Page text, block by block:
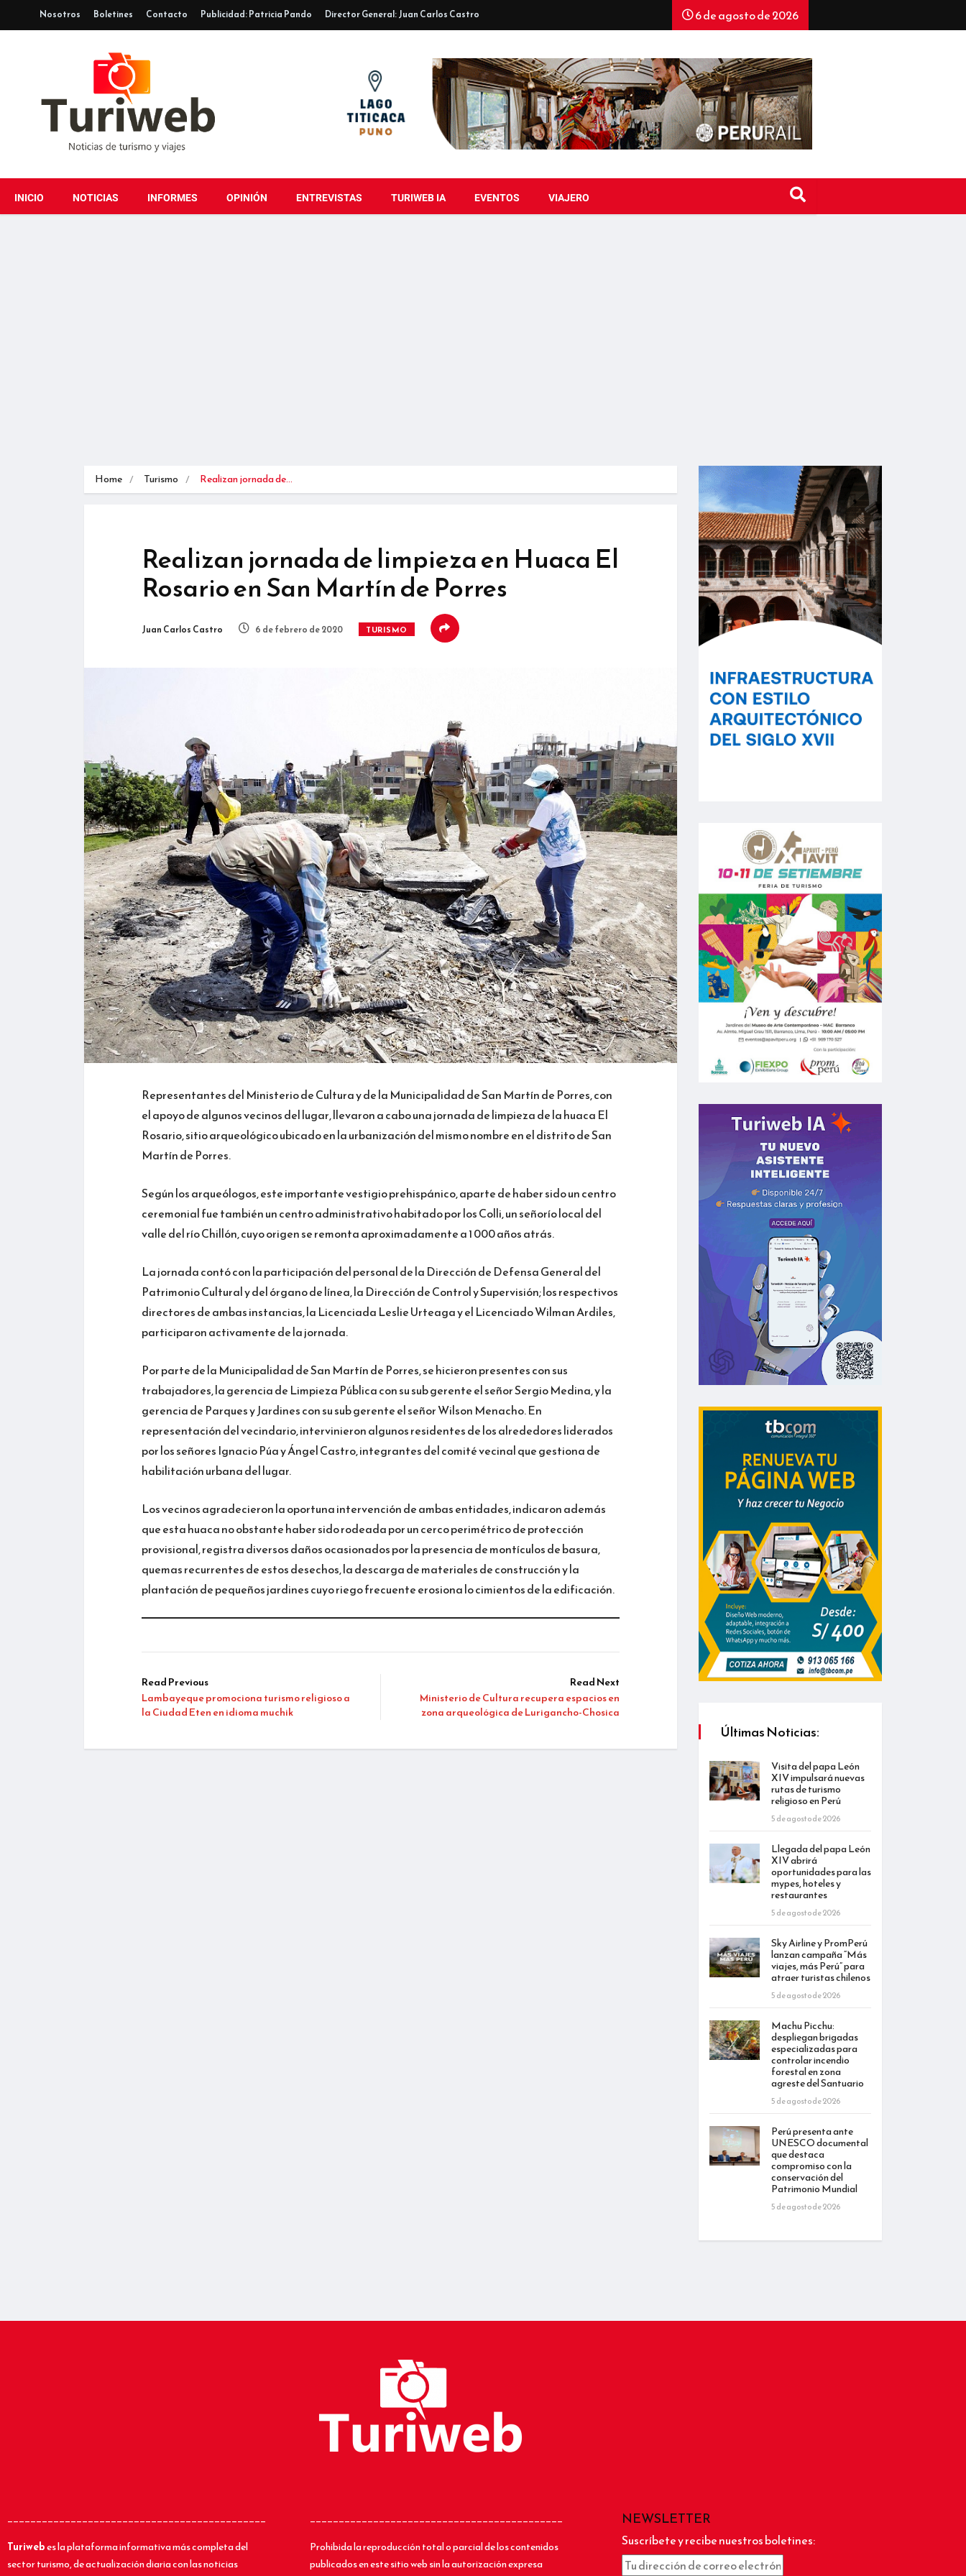
Nosotros Boletines Contacto Publicidad: Patricia Pando Director General: Juan Carlos Castro 6 de agosto de 2026
INICIO NOTICIAS INFORMES OPINIÓN ENTREVISTAS TURIWEB IA EVENTOS VIAJERO
Home Turismo Realizan jornada de…
Realizan jornada de limpieza en Huaca El
Rosario en San Martín de Porres
Juan Carlos Castro 6 de febrero de 2020 TURISMO
Representantes del Ministerio de Cultura y de la Municipalidad de San Martín de Porres, con
el apoyo de algunos vecinos del lugar, llevaron a cabo una jornada de limpieza de la huaca El
Rosario, sitio arqueológico ubicado en la urbanización del mismo nombre en el distrito de San
Martín de Porres.
Según los arqueólogos, este importante vestigio prehispánico, aparte de haber sido un centro
ceremonial fue también un centro administrativo habitado por los Colli, un señorío local del
valle del río Chillón, cuyo origen se remonta aproximadamente a 1 000 años atrás.
La jornada contó con la participación del personal de la Dirección de Defensa General del
Patrimonio Cultural y del órgano de línea, la Dirección de Control y Supervisión; los respectivos
directores de ambas instancias, la Licenciada Leslie Urteaga y el Licenciado Wilman Ardiles,
participaron activamente de la jornada.
Por parte de la Municipalidad de San Martín de Porres, se hicieron presentes con sus
trabajadores, la gerencia de Limpieza Pública con su sub gerente el señor Sergio Medina, y la
gerencia de Parques y Jardines con su sub gerente el señor Wilson Menacho. En
representación del vecindario, intervinieron algunos residentes de los alrededores liderados
por los señores Ignacio Púa y Ángel Castro, integrantes del comité vecinal que gestiona de
habilitación urbana del lugar.
Los vecinos agradecieron la oportuna intervención de ambas entidades, indicaron además
que esta huaca no obstante haber sido rodeada por un cerco perimétrico de protección
provisional, registra diversos daños ocasionados por la presencia de montículos de basura,
quemas recurrentes de estos desechos, la descarga de materiales de construcción y la
plantación de pequeños jardines cuyo riego frecuente erosiona lo cimientos de la edificación.
Read Previous
Lambayeque promociona turismo religioso a
la Ciudad Eten en idioma muchik
Read Next
Ministerio de Cultura recupera espacios en
zona arqueológica de Lurigancho-Chosica
Últimas Noticias:
Visita del papa León
XIV impulsará nuevas
rutas de turismo
religioso en Perú
5 de agosto de 2026
Llegada del papa León
XIV abrirá
oportunidades para las
mypes, hoteles y
restaurantes
5 de agosto de 2026
Sky Airline y PromPerú
lanzan campaña “Más
viajes, más Perú” para
atraer turistas chilenos
5 de agosto de 2026
Machu Picchu:
despliegan brigadas
especializadas para
controlar incendio
forestal en zona
agreste del Santuario
5 de agosto de 2026
Perú presenta ante
UNESCO documental
que destaca
compromiso con la
conservación del
Patrimonio Mundial
5 de agosto de 2026
_____________________________________________
Turiwebes la plataforma informativa más completa del
sector turismo, de actualización diaria con las noticias
____________________________________________
Prohibida la reproducción total o parcial de los contenidos
publicados en este sitio web sin la autorización expresa
NEWSLETTER
Suscríbete y recibe nuestros boletines: